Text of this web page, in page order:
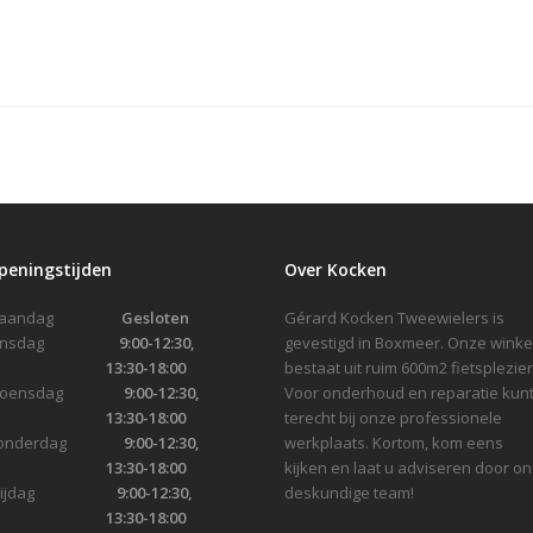
Gesloten
9:00-12:30,
13:30-18:00
9:00-12:30,
13:30-18:00
9:00-12:30,
13:30-18:00
9:00-12:30,
13:30-18:00
Over Kocken
Gérard Kocken Tweewielers is
gevestigd in Boxmeer. Onze
bestaat uit ruim 600m2
Voor onderhoud en reparatie
terecht bij onze professionele
werkplaats. Kortom, kom eens
kijken en laat u adviseren door
deskundige team!